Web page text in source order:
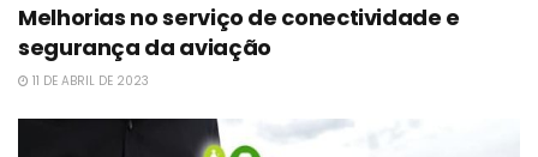
Melhorias no serviço de conectividade e
segurança da aviação
11 DE ABRIL DE 2023